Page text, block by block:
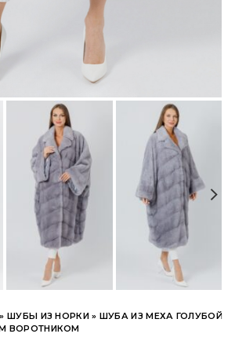
увеличить
»ШУБЫ ИЗ НОРКИ» ШУБА ИЗ МЕХА ГОЛУБОЙ
ВОРОТНИКОМ